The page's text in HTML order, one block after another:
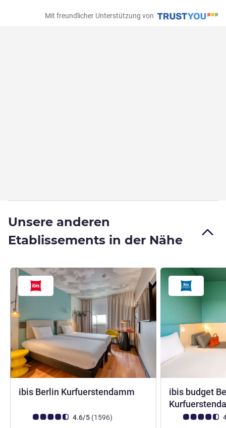
Mit freundlicher Unterstützung von
Unsere anderen
Etablissements in der Nähe
ibis Berlin Kurfuerstendamm
Note Kundenmeinungen (Bewertung ALL)
4.6/5 (1596Bewertungen
)
ibis budget
Note